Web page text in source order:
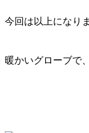
今回は以上になりま
暖かいグローブで